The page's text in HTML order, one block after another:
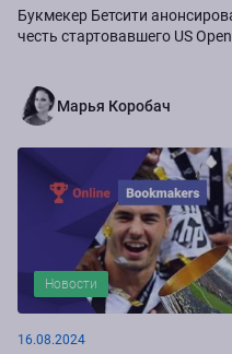
Букмекер Бетсити
честь стартовавшего US
Марья Коробач
Новости
16.08.2024